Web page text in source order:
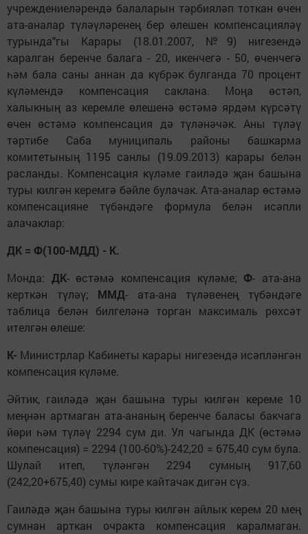
учреждениеләрендә балаларын тәрбияләп тоткан өчен
ата-аналар түләүләренең бер өлешен компенсацияләү
турында"гы Карары (18.01.2007, №9) нигезендә
каралган беренче балага - 20, икенчегә - 50, өченчегә
һәм бала саны аннан да күбрәк булганда 70 процент
күләмендә компенсация саклана. Моңа өстәп,
халыкның аз керемле өлешенә өстәмә ярдәм күрсәтү
өчен өстәмә компенсация дә түләнәчәк. Аны түләү
тәртибе Саба муниципаль районы башкарма
комитетының 1195 санлы (19.09.2013) карары белән
расланды. Компенсация күләме гаиләдә җан башына
туры килгән керемгә бәйле булачак. Ата-аналар өстәмә
компенсацияне түбәндәге формула белән исәпли
алачаклар:
ДК = Ф(100-МДД) - К.
Монда: ДК- өстәмә компенсация күләме; Ф- ата-ана
керткән түләү; ММД- ата-ана түләвенең түбәндәге
таблица белән билгеләнә торган максималь рөхсәт
ителгән өлеше:
К- Министрлар Кабинеты карары нигезендә исәпләнгән
компенсация күләме.
Әйтик, гаиләдә җан башына туры килгән кереме 10
меңнән артмаган ата-ананың беренче баласы бакчага
йөри һәм түләү 2294 сум ди. Ул чагында ДК (өстәмә
компенсация) = 2294 (100-60%)-242,20 = 675,40 сум була.
Шулай итеп, түләнгән 2294 сумның 917,60
(242,20+675,40) сумы кире кайтачак дигән сүз.
Гаиләдә җан башына туры килгән айлык керем 20 мең
сумнан арткан очракта компенсация каралмаган.